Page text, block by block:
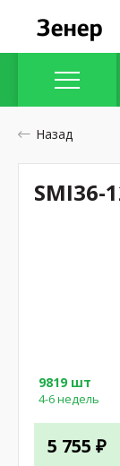
Назад
5 755 ₽
9819 шт
4-6 недель
SMI36-